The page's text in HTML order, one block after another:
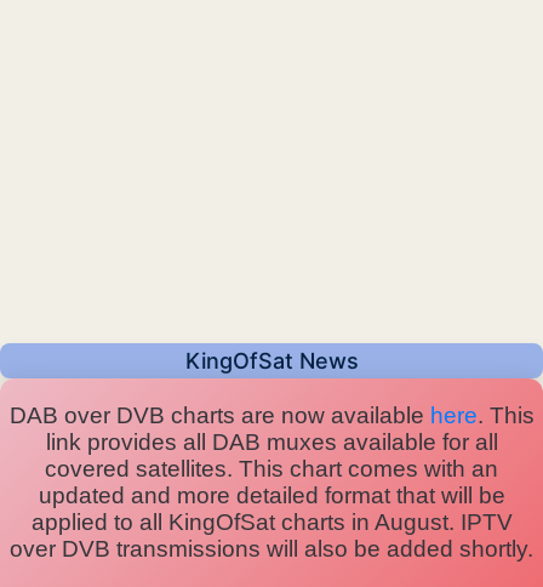
KingOfSat News
DAB over DVB charts are now available here. This
link provides all DAB muxes available for all
covered satellites. This chart comes with an
updated and more detailed format that will be
applied to all KingOfSat charts in August. IPTV
over DVB transmissions will also be added shortly.